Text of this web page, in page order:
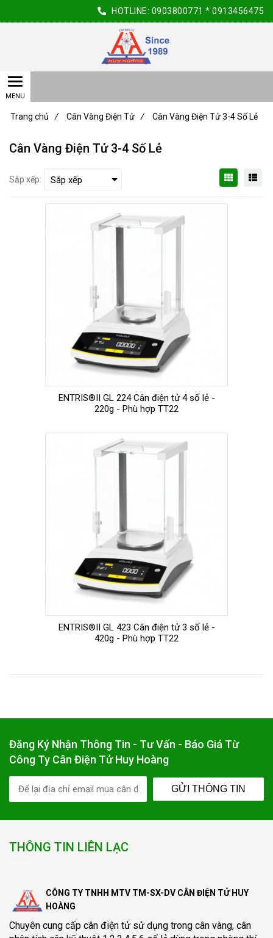
Đăng Ký Nhận Thông Tin - Tư Vấn - Báo Giá Từ
Công Ty Cân Điện Tử Huy Hoàng
GỬI THÔNG TIN
THÔNG TIN LIÊN LẠC
CÔNG TY TNHH MTV TM-SX-DV CÂN ĐIỆN TỬ HUY
HOÀNG
Chuyên cung cấp cân điện tử sử dụng trong cân vàng, cân
Cân Vàng Điện Tử 3-4 Số Lẻ
Sắp xếp:
ENTRIS®II GL 224 Cân điện tử 4 số lẻ -
220g - Phù hợp TT22
ENTRIS®II GL 423 Cân điện tử 3 số lẻ -
420g - Phù hợp TT22
Trang chủ / Cân Vàng Điện Tử / Cân Vàng Điện Tử 3-4 Số Lẻ
HOTLINE: 0903800771 * 0913456475